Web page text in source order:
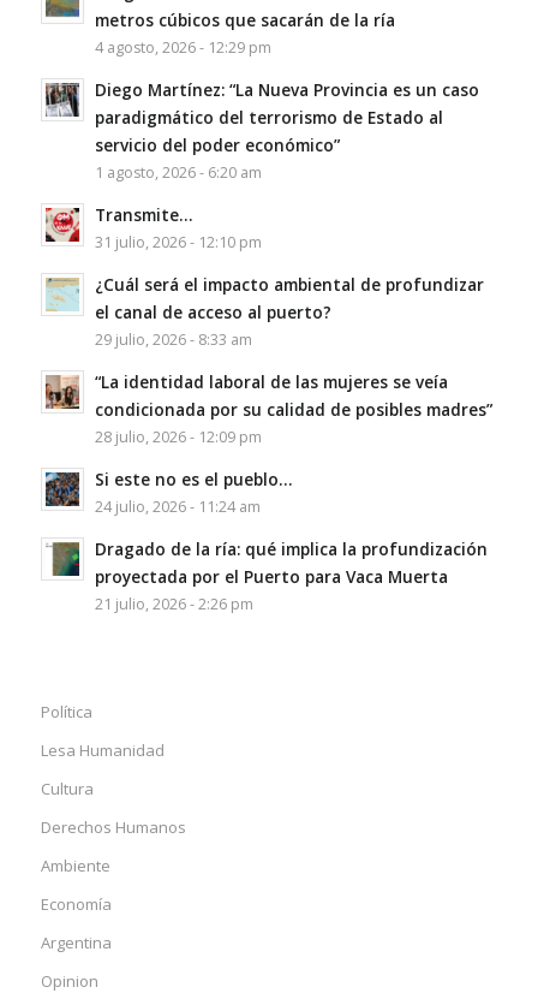
metros cúbicos que sacarán de la ría
4 agosto, 2026 - 12:29 pm
Diego Martínez: “La Nueva Provincia es un caso
paradigmático del terrorismo de Estado al
servicio del poder económico”
1 agosto, 2026 - 6:20 am
Transmite…
31 julio, 2026 - 12:10 pm
¿Cuál será el impacto ambiental de profundizar
el canal de acceso al puerto?
29 julio, 2026 - 8:33 am
“La identidad laboral de las mujeres se veía
condicionada por su calidad de posibles madres”
28 julio, 2026 - 12:09 pm
Si este no es el pueblo…
24 julio, 2026 - 11:24 am
Dragado de la ría: qué implica la profundización
proyectada por el Puerto para Vaca Muerta
21 julio, 2026 - 2:26 pm
Política
Lesa Humanidad
Cultura
Derechos Humanos
Ambiente
Economía
Argentina
Opinion